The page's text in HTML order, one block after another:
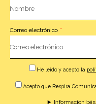
Correo electrónico
He leído y acepto la
Acepto que Respira
Información